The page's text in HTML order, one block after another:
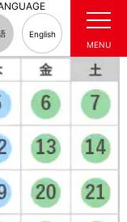
English
MENU
情報
ズ絵画コンク